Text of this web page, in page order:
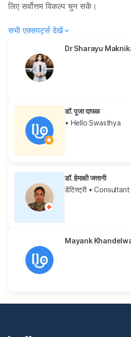
लिए सर्वोत्तम विकल्प चुन सकें।
सभी एक्सपर्ट्स देखें
Dr Sharayu
डॉ. पूजा दाफळ
• Hello Swasthya
डॉ. हेमाक्षी जत्तानी
डेंटिस्ट्री•
Mayank